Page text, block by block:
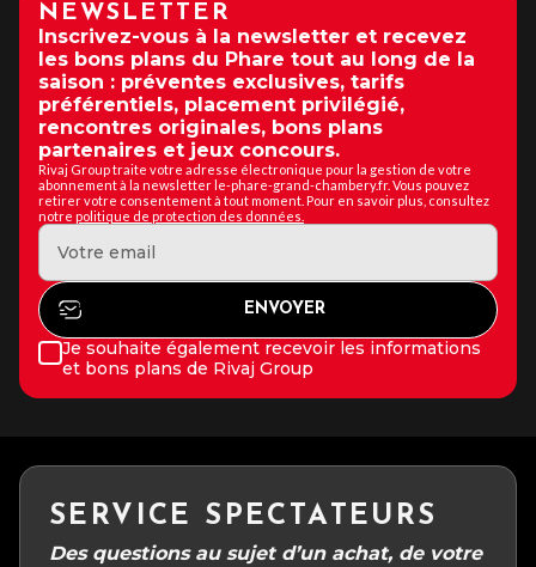
NEWSLETTER
Inscrivez-vous à la newsletter et recevez
les bons plans du Phare tout au long de la
saison : préventes exclusives, tarifs
préférentiels, placement privilégié,
rencontres originales, bons plans
partenaires et jeux concours.
Rivaj Group traite votre adresse électronique pour la gestion de votre
abonnement à la newsletter le-phare-grand-chambery.fr. Vous pouvez
retirer votre consentement à tout moment. Pour en savoir plus, consultez
notre politique de protection des données.
Je souhaite également recevoir les informations
et bons plans de Rivaj Group
SERVICE SPECTATEURS
Des questions au sujet d’un achat, de votre